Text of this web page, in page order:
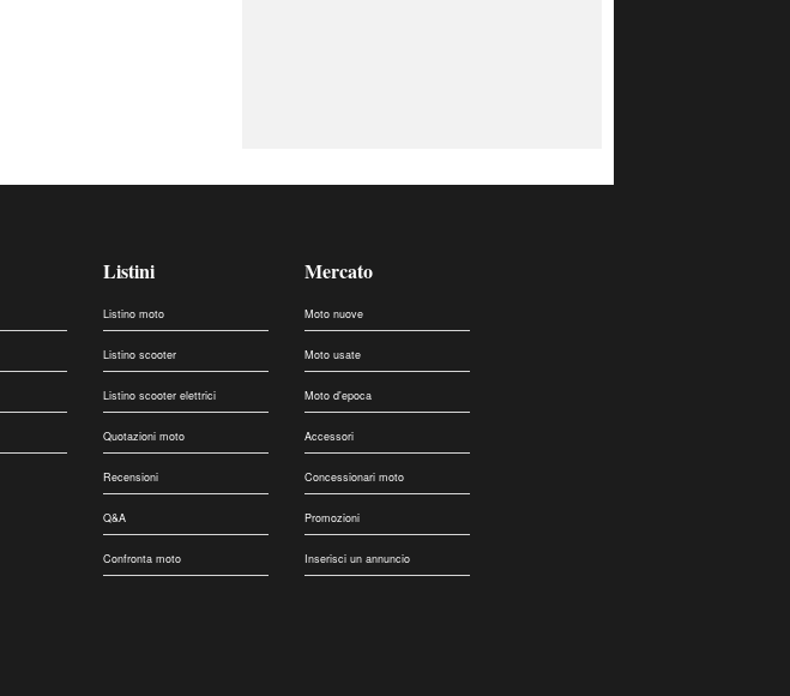
Listini
Listino moto
Listino scooter
Listino scooter elettrici
Quotazioni moto
Recensioni
Q&A
Confronta moto
Mercato
Moto nuove
Moto usate
Moto d'epoca
Accessori
Concessionari moto
Promozioni
Inserisci un annuncio